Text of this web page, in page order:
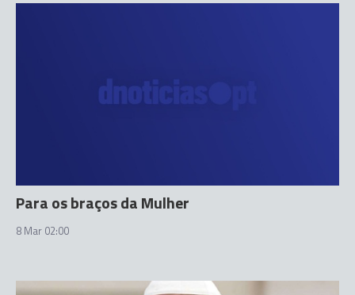
Para os braços da Mulher
8 Mar 02:00